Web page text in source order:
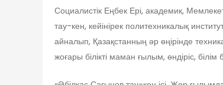
Социалистік Еңбек Ері, академик,
тау-кен, кейінірек политехникалық
айналып, Қазақстанның әр өңірінде
жоғары білікті маман ғылым, өндіріс,